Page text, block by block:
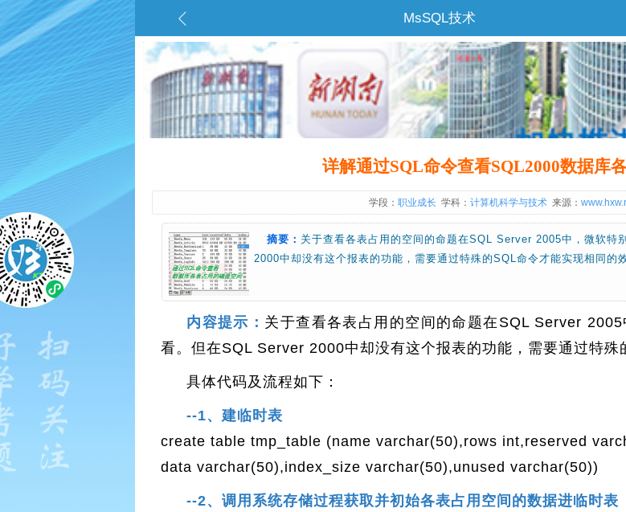
MsSQL技术
详解通过SQL命令查看SQL2000数据库
学段：职业成长 学科：计算机科学与技术 来源：
摘要： 关于查看各表占用的空间的命题在SQL Server 2005中，微软
2000中却没有这个报表的功能，需要通过特殊的SQL命令才能实现相同的
内容提示： 关于查看各表占用的空间的命题在SQL Server
看。但在SQL Server 2000中却没有这个报表的功能，需要通过特殊
具体代码及流程如下：
--1、建临时表
create table tmp_table (name varchar(50),rows int,reserved
data varchar(50),index_size varchar(50),unused varchar(50))
--2、调用系统存储过程获取并初始各表占用空间的数据进临时表